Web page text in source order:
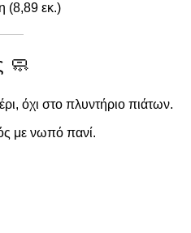
(8,89 εκ.)
🧼
όχι στο πλυντήριο πιάτων.
με νωπό πανί.